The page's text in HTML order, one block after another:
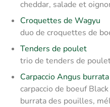
cheddar, salade et
Croquettes de Wagyu
duo de croquettes de
Tenders de poulet
trio de tenders de
Carpaccio Angus
carpaccio de boeuf
burrata des pouilles,